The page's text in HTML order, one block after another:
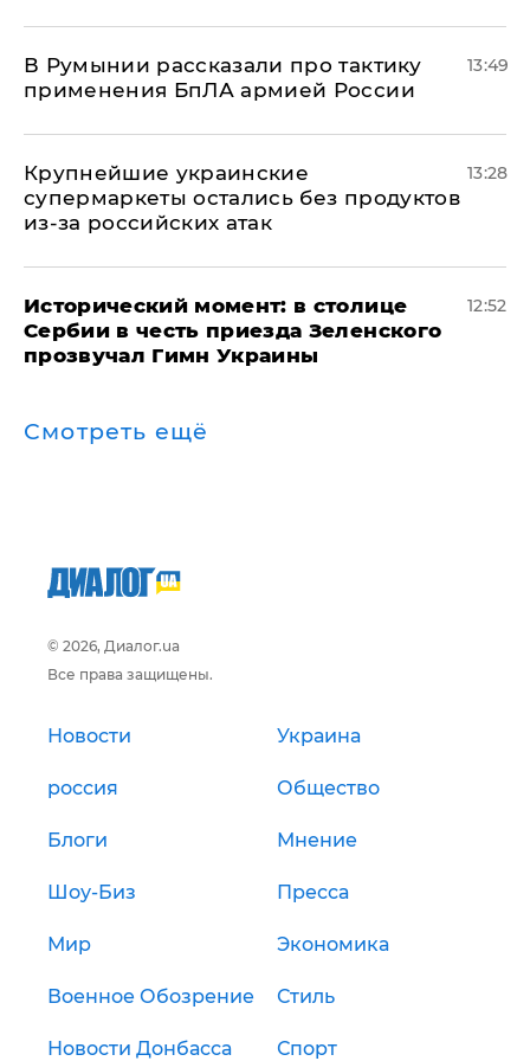
В Румынии рассказали про тактику
применения БпЛА армией России
13:49
Крупнейшие украинские
супермаркеты остались без продуктов
из-за российских атак
13:28
Исторический момент: в столице
Сербии в честь приезда Зеленского
прозвучал Гимн Украины
12:52
Смотреть ещё
© 2026, Диалог.ua
Все права защищены.
Новости Украина
россия Общество
Блоги Мнение
Шоу-Биз Пресса
Мир Экономика
Военное Обозрение Стиль
Новости Донбасса Спорт